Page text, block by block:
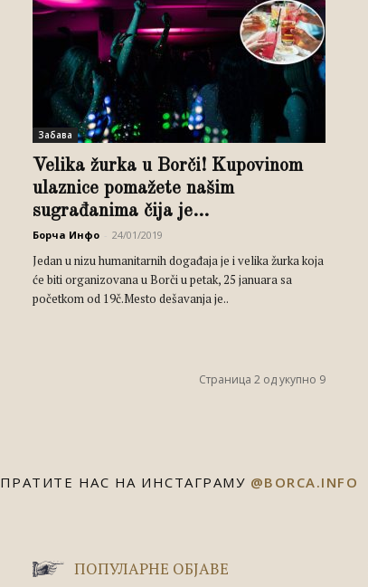
Забава
Velika žurka u Borči! Kupovinom
ulaznice pomažete našim
sugrađanima čija je...
Борча Инфо 24/01/2019
Jedan u nizu humanitarnih događaja je i velika žurka koja
će biti organizovana u Borči u petak, 25 januara sa
početkom od 19č.Mesto dešavanja je..
Страница 2 од укупно 9
ПРАТИТЕ НАС НА ИНСТАГРАМУ @BORCA.INFO
ПОПУЛАРНЕ ОБЈАВЕ